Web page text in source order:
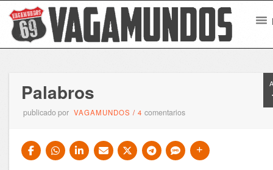
Palabros
publicado por VAGAMUNDOS /4comentarios